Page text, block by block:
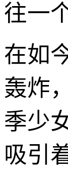
往一
在如
轰炸
季少
吸引